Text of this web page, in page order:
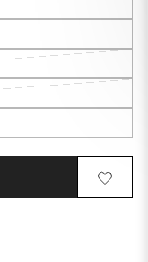
Lägg
till
Ta
bort